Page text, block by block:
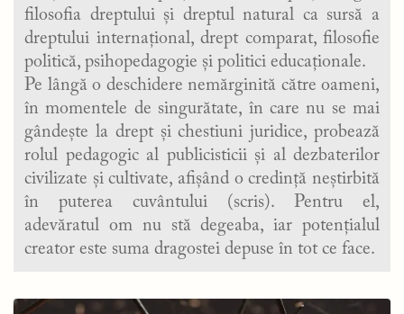
filosofia dreptului și dreptul natural ca sursă a
dreptului internațional, drept comparat, filosofie
politică, psihopedagogie și politici educaționale.
Pe lângă o deschidere nemărginită către oameni,
în momentele de singurătate, în care nu se mai
gândește la drept și chestiuni juridice, probează
rolul pedagogic al publicisticii și al dezbaterilor
civilizate și cultivate, afișând o credință neștirbită
în puterea cuvântului (scris). Pentru el,
adevăratul om nu stă degeaba, iar potențialul
creator este suma dragostei depuse în tot ce face.